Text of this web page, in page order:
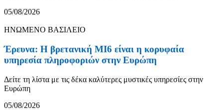
05/08/2026
ΗΝΩΜΕΝΟ ΒΑΣΙΛΕΙΟ
Έρευνα: Η βρετανική MI6 είναι η κορυφαία
υπηρεσία πληροφοριών στην Ευρώπη
Δείτε τη λίστα με τις δέκα καλύτερες μυστικές υπηρεσίες στην
Ευρώπη
05/08/2026